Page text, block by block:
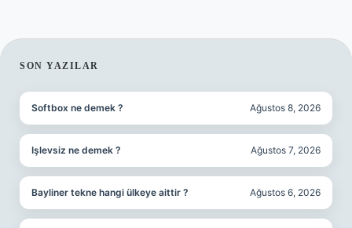
SIDEBAR
SON YAZILAR
Softbox ne demek ? Ağustos 8, 2026
Işlevsiz ne demek ? Ağustos 7, 2026
Bayliner tekne hangi ülkeye aittir ? Ağustos 6, 2026